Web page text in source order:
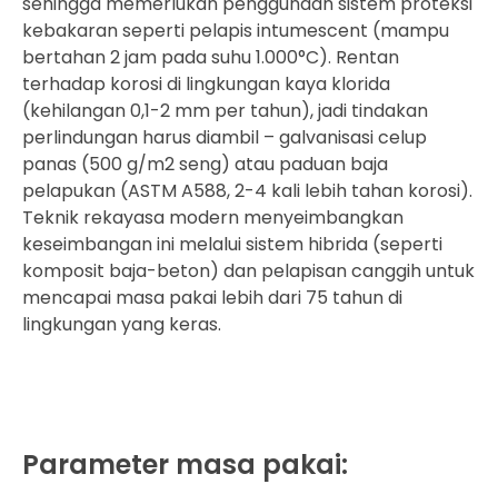
kebakaran seperti pelapis intumescent (mampu
bertahan 2 jam pada suhu 1.000°C). Rentan
terhadap korosi di lingkungan kaya klorida
(kehilangan 0,1-2 mm per tahun), jadi tindakan
perlindungan harus diambil – galvanisasi celup
panas (500 g/m2 seng) atau paduan baja
pelapukan (ASTM A588, 2-4 kali lebih tahan korosi).
Teknik rekayasa modern menyeimbangkan
keseimbangan ini melalui sistem hibrida (seperti
komposit baja-beton) dan pelapisan canggih untuk
mencapai masa pakai lebih dari 75 tahun di
lingkungan yang keras.
Parameter masa pakai: